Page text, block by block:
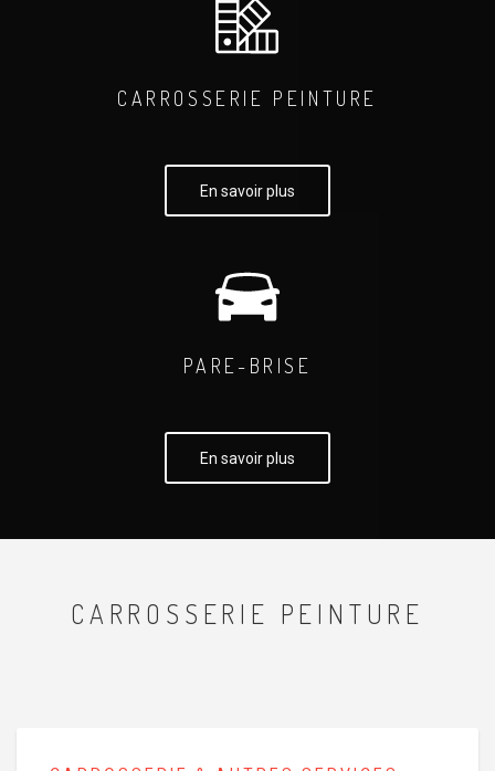
CARROSSERIE PEINTURE
En savoir plus
PARE-BRISE
En savoir plus
CARROSSERIE PEINTURE